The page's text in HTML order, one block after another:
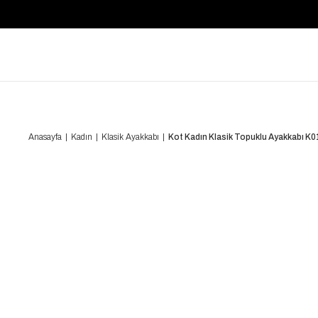
Anasayfa Kadın Klasik Ayakkabı Kot Kadın Klasik Topuklu Ayakkabı